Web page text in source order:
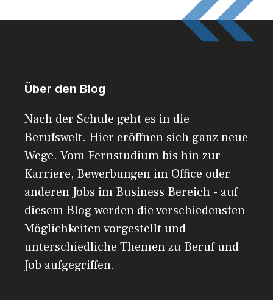
Über den Blog
Nach der Schule geht es in die
Berufswelt. Hier eröffnen sich ganz neue
Wege. Vom Fernstudium bis hin zur
Karriere, Bewerbungen im Office oder
anderen Jobs im Business Bereich - auf
diesem Blog werden die verschiedensten
Möglichkeiten vorgestellt und
unterschiedliche Themen zu Beruf und
Job aufgegriffen.